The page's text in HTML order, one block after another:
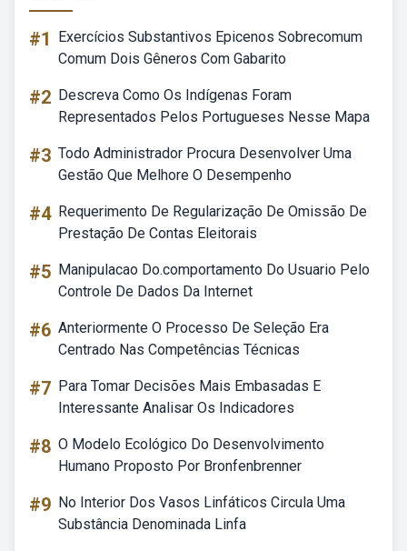
#1
Exercícios Substantivos Epicenos Sobrecomum
Comum Dois Gêneros Com Gabarito
#2 Descreva Como Os Indígenas Foram
Representados Pelos Portugueses Nesse Mapa
#3 Todo Administrador Procura Desenvolver Uma
Gestão Que Melhore O Desempenho
#4 Requerimento De Regularização De Omissão De
Prestação De Contas Eleitorais
#5 Manipulacao Do.comportamento Do Usuario Pelo
Controle De Dados Da Internet
#6 Anteriormente O Processo De Seleção Era
Centrado Nas Competências Técnicas
#7 Para Tomar Decisões Mais Embasadas E
Interessante Analisar Os Indicadores
#8 O Modelo Ecológico Do Desenvolvimento
Humano Proposto Por Bronfenbrenner
#9 No Interior Dos Vasos Linfáticos Circula Uma
Substância Denominada Linfa